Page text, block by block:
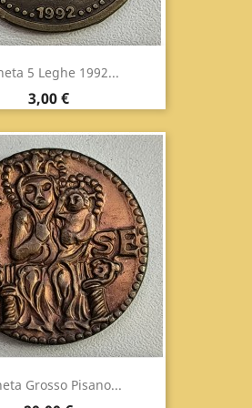
5 Leghe 1992...
Prezzo
3,00 €
Grosso Pisano...